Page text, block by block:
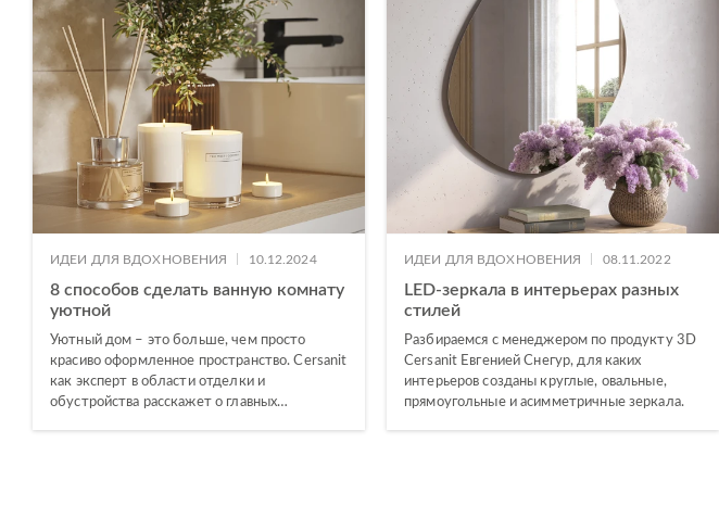
ИДЕИ ДЛЯ ВДОХНОВЕНИЯ 10.12.2024
8 способов сделать ванную комнату
уютной
Уютный дом – это больше, чем просто
красиво оформленное пространство. Cersanit
как эксперт в области отделки и
обустройства расскажет о главных…
ИДЕИ ДЛЯ ВДОХНОВЕНИЯ 08.11.2022
LED-зеркала в интерьерах разных
стилей
Разбираемся с менеджером по продукту 3D
Cersanit Евгенией Снегур, для каких
интерьеров созданы круглые, овальные,
прямоугольные и асимметричные зеркала.